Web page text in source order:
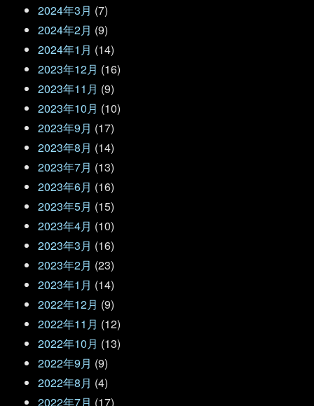
2024年3月 (7)
2024年2月 (9)
2024年1月 (14)
2023年12月 (16)
2023年11月 (9)
2023年10月 (10)
2023年9月 (17)
2023年8月 (14)
2023年7月 (13)
2023年6月 (16)
2023年5月 (15)
2023年4月 (10)
2023年3月 (16)
2023年2月 (23)
2023年1月 (14)
2022年12月 (9)
2022年11月 (12)
2022年10月 (13)
2022年9月 (9)
2022年8月 (4)
2022年7月 (17)